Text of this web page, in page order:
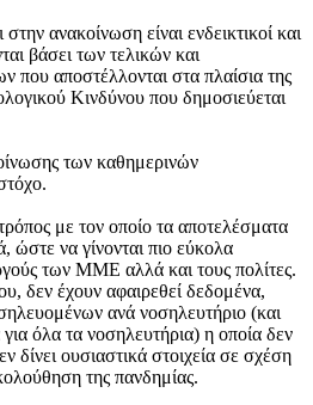
ανακοίνωση είναι ενδεικτικοί και
βάσει των τελικών και
που αποστέλλονται στα πλαίσια της
Κινδύνου που δημοσιεύεται
των καθημερινών
με τον οποίο τα αποτελέσματα
ώστε να γίνονται πιο εύκολα
των ΜΜΕ αλλά και τους πολίτες.
δεν έχουν αφαιρεθεί δεδομένα,
ανά νοσηλευτήριο (και
όλα τα νοσηλευτήρια) η οποία δεν
δίνει ουσιαστικά στοιχεία σε σχέση
της πανδημίας.